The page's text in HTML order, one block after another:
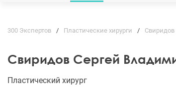
300 Экспертов Пластические хирурги
Свиридов Сергей
Пластический хирург